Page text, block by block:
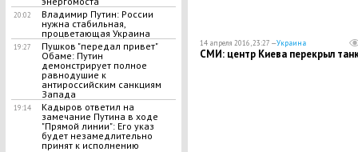
20:02
Владимир Путин: России
нужна стабильная,
процветающая Украина
19:27
Пушков "передал привет"
Обаме: Путин
демонстрирует полное
равнодушие к
антироссийским санкциям
Запада
19:14
Кадыров ответил на
замечание Путина в ходе
"Прямой линии": Его указ
будет незамедлительно
принят к исполнению
14 апреля 2016, 23:27 —Украина
СМИ: центр Киева перекрыл